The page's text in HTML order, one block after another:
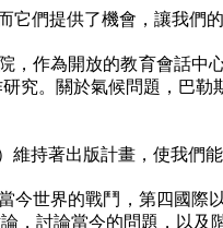
們提供了機會，讓我們
，作為開放的教育會話
究。關於氣候問題，巴
維持著出版計畫，使我們
今世界的戰鬥，第四國
，討論當今的問題，以及